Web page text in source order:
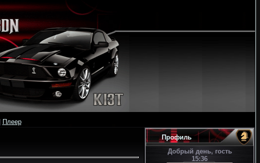
Плеер
Профиль
Добрый день, гость
15:36